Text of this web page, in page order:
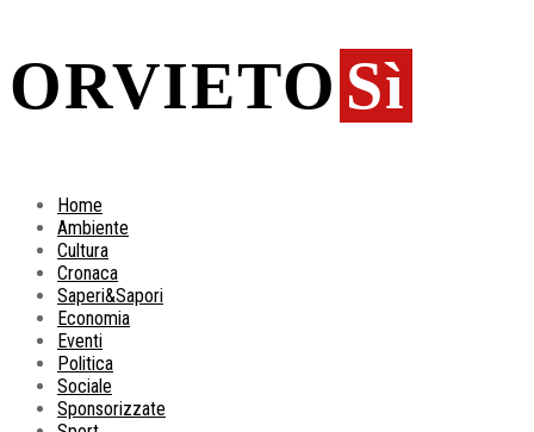
ORVIETO Sì
Home
Ambiente
Cultura
Cronaca
Saperi&Sapori
Economia
Eventi
Politica
Sociale
Sponsorizzate